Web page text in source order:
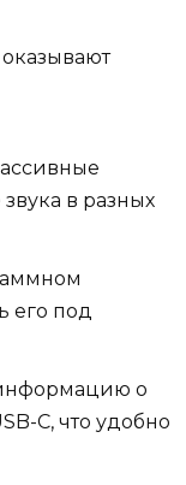
в разных
его под
о
C, что удобно